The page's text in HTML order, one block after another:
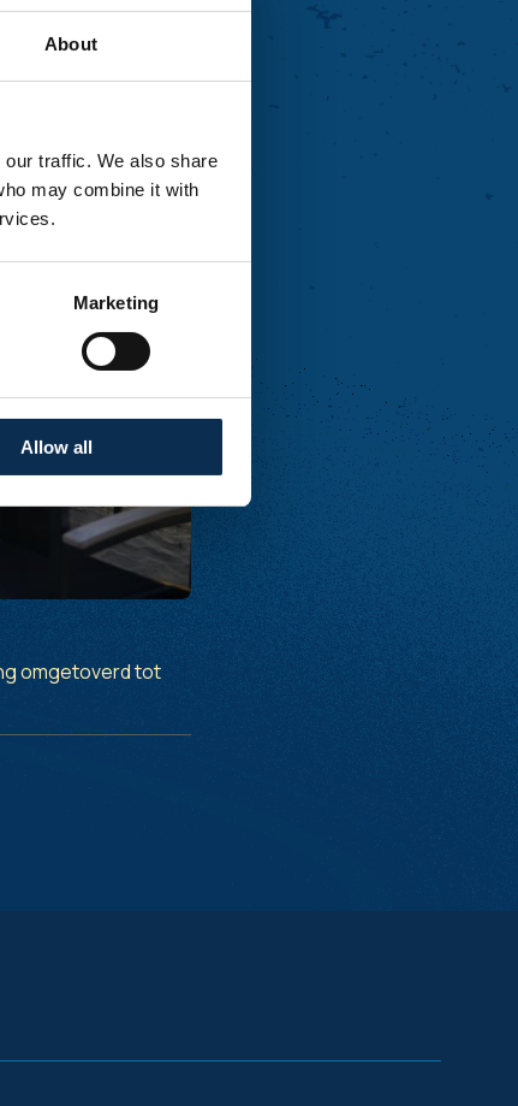
About
traffic. We also share
may combine it with
Marketing
Allow all
omgetoverd tot